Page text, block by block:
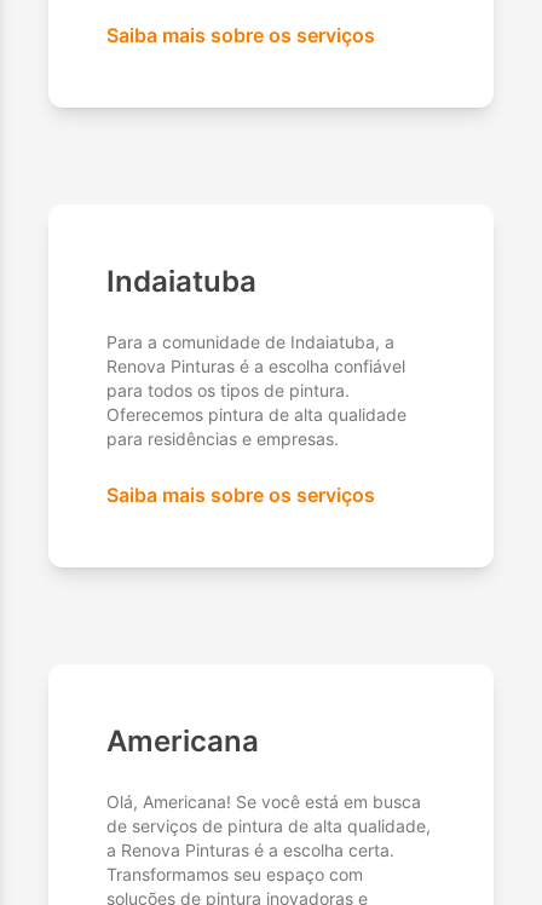
Saiba mais sobre os serviços
Indaiatuba
Para a comunidade de Indaiatuba, a
Renova Pinturas é a escolha confiável
para todos os tipos de pintura.
Oferecemos pintura de alta qualidade
para residências e empresas.
Saiba mais sobre os serviços
Americana
Olá, Americana! Se você está em busca
de serviços de pintura de alta qualidade,
a Renova Pinturas é a escolha certa.
Transformamos seu espaço com
soluções de pintura inovadoras e